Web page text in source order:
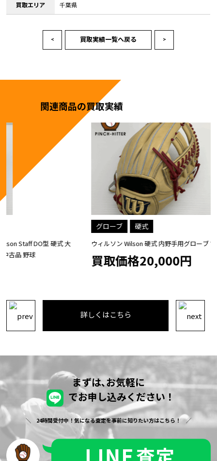
買取エリア 千葉県
< 買取実績一覧へ戻る >
関連商品の買取実績
ウィルソン Wilson 硬式 内野手用グローブ WBW102298
買取価格20,000円
詳しくはこちら
まずは､お気軽に
でお申し込みください！
24時間受付中！気になる査定を事前に知りたい方はこちら！